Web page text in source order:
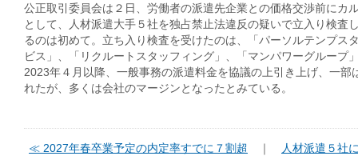
公正取引委員会は２日、労働者の派遣先企業との価格交渉前にカ
として、人材派遣大手５社を独占禁止法違反の疑いで立入り検査
るのは初めて。立ち入り検査を受けたのは、「パーソルテンプス
ビス」、「リクルートスタッフィング」、「マンパワーグループ
2023年４月以降、一般事務の派遣料金を協議の上引き上げ、一部
れたが、多くは会社のマージンとなったとみている。
≪ 2027年春卒業予定の内定率すでに７割超 ｜
人材派遣５社